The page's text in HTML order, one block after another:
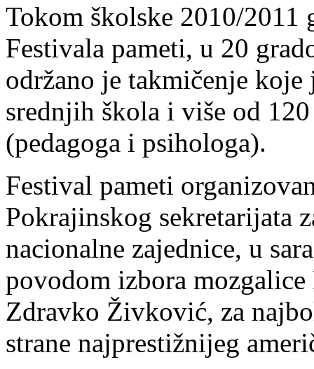
Tokom školske 2010/2011
Festivala pameti, u 20
održano je takmičenje
srednjih škola i više od
(pedagoga i psihologa).
Festival pameti
Pokrajinskog sekretarijata
nacionalne zajednice, u
povodom izbora
Zdravko Živković, za
strane najprestižnijeg